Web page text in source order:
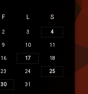
F L S
2 3 4
9 10 11
16 17 18
23 24 25
30 31